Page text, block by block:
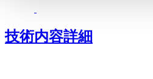
技術内容詳細